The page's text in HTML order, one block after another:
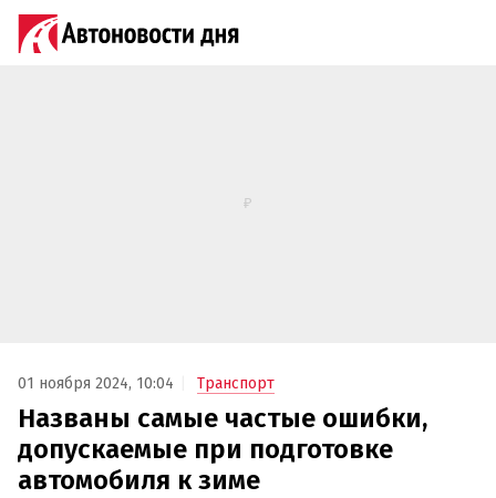
01 ноября 2024, 10:04 Транспорт
Названы самые частые ошибки,
допускаемые при подготовке
автомобиля к зиме